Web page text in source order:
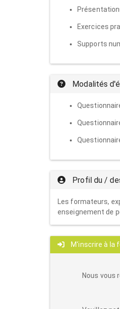
Exercices
Supports
Modalités
Profil du /
Les formateurs,
enseignement de
M'inscrire à la
Nous vous